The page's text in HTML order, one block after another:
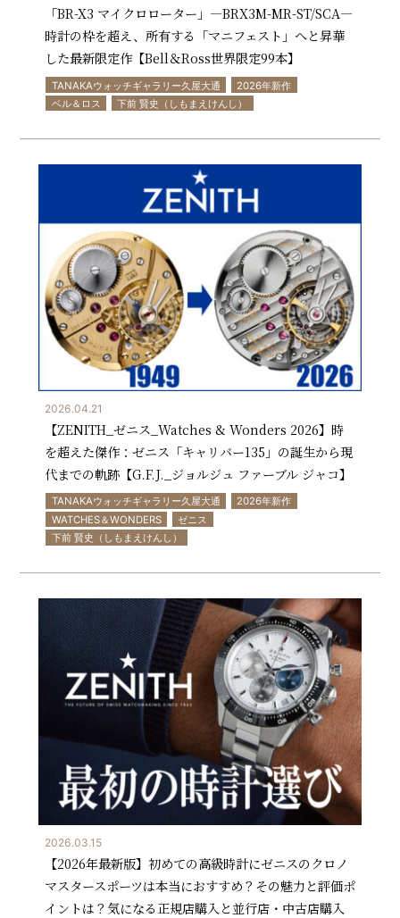
「BR-X3 マイクロローター」—BRX3M-MR-ST/SCA—
時計の枠を超え、所有する「マニフェスト」へと昇華
した最新限定作【Bell＆Ross世界限定99本】
TANAKAウォッチギャラリー久屋大通
2026年新作
ベル＆ロス
下前 賢史（しもまえけんし）
2026.04.21
【ZENITH_ゼニス_Watches & Wonders 2026】時
を超えた傑作：ゼニス「キャリバー135」の誕生から現
代までの軌跡【G.F.J._ジョルジュ ファーブル ジャコ】
TANAKAウォッチギャラリー久屋大通
2026年新作
WATCHES＆WONDERS
ゼニス
下前 賢史（しもまえけんし）
2026.03.15
【2026年最新版】初めての高級時計にゼニスのクロノ
マスタースポーツは本当におすすめ？その魅力と評価ポ
イントは？気になる正規店購入と並行店・中古店購入